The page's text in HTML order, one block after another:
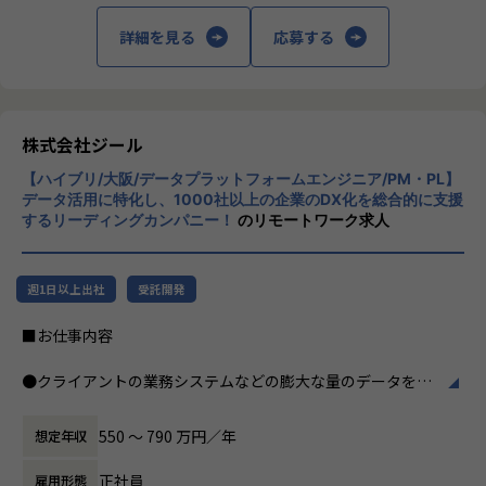
アサイン予定のチームについて
・テクニカルサポートチーム
・2022年に新規に立ち上げたプロジェクトです
・組織拡大へ向けてチーム化を進めています
・幅広い年齢層や男女問わずエンジニアが活躍しており、フ
ラットで多様性のあるチームです。
め、学習トレーニングや検証環境が充実しており、技術スキ
■Mission：専門性と技術力、高度な分析ノ
ズに応えるため、私たちは「プロフェッショ
ナルサービスの大衆化」をミッションとして
掲げております。高い専門性を持った技術
力、深い経験から得られた多様性のある高度
な分析力をハイクオリティ＆ローコストで提
供することで、企業の競争優位確保に貢献す
ることを私たちは使命としております。
員全員が燃える会社」を目指しています。理
展する企業です。そして、社員全員が燃え続
ます。お客様に対する長期的な貢献を果たす
詳細を見る 応募する
株式会社ジール
【ハイブリ/大阪/データプラットフォームエンジニア/PM・PL】
データ活用に特化し、1000社以上の企業のDX化を総合的に支援
するリーディングカンパニー！ のリモートワーク求人
週1日以上出社 受託開発
■お仕事内容
●クライアントの業務システムなどの膨大な量のデータを蓄
s Intelligence)を含むデータプラットフォームの導入から実
行支援までを行っています。
想定年収 550 〜 790 万円／年
雇用形態 正社員